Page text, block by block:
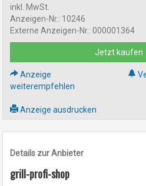
inkl. MwSt.
Anzeigen-Nr.: 10246
Externe Anzeigen-Nr.: 000001364
Jetzt kaufen
Anzeige
weiterempfehlen
Anzeige ausdrucken
Details zur Anbieter
grill-profi-shop